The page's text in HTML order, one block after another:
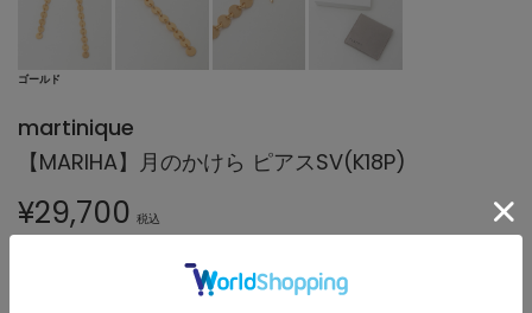
ゴールド
martinique
【MARIHA】月のかけら ピアスSV(K18P)
¥29,700 税込
※付与されるポイントは会員クラス毎に異なります。詳細はこちら